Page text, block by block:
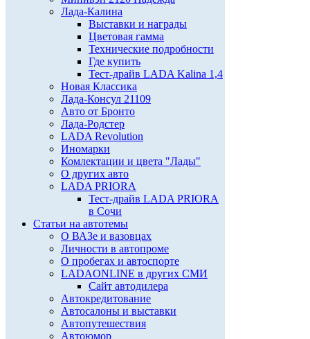
Лада-Калина
Выставки и награды
Цветовая гамма
Технические подробности
Где купить
Тест-драйв LADA Kalina 1,4
Новая Классика
Лада-Консул 21109
Авто от Бронто
Лада-Родстер
LADA Revolution
Иномарки
Комлектации и цвета "Лады"
О других авто
LADA PRIORA
Тест-драйв LADA PRIORA
в Сочи
Статьи на автотемы
О ВАЗе и вазовцах
Личности в автопроме
О пробегах и автоспорте
LADAONLINE в других СМИ
Сайт автодилера
Автокредитование
Автосалоны и выставки
Автопутешествия
Автоюмор